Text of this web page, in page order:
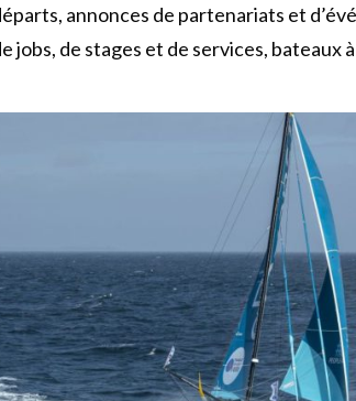
annonces de partenariats et
jobs, de stages et de services, bateaux